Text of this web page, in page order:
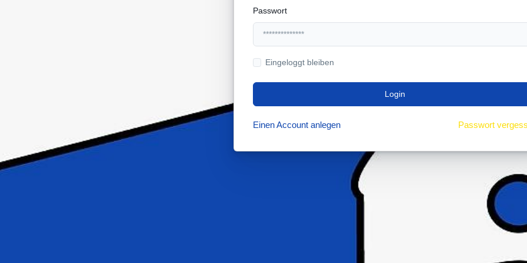
Passwort
Eingeloggt bleiben
Login
Einen Account anlegen Passwort